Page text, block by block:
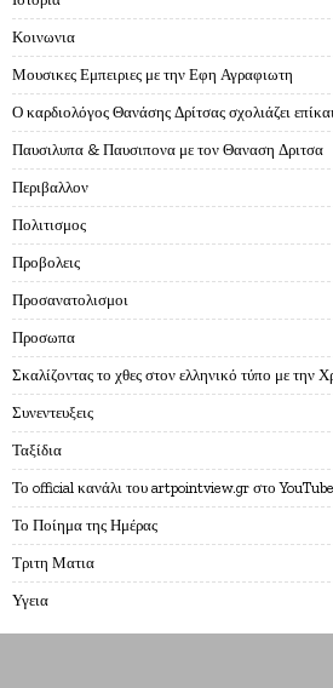
Κοινωνια
Μουσικες Εμπειριες με την Εφη Αγραφιωτη
Ο καρδιολόγος Θανάσης Δρίτσας σχολιάζει
Παυσιλυπα & Παυσιπονα με τον Θαναση Δριτσα
Περιβαλλον
Πολιτισμος
Προβολεις
Προσανατολισμοι
Προσωπα
Σκαλίζοντας το χθες στον ελληνικό τύπο με την
Συνεντευξεις
Ταξίδια
Το official κανάλι του artpointview.gr στο YouTube
Το Ποίημα της Ημέρας
Τριτη Ματια
Υγεια